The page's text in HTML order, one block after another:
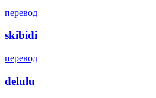
перевод
skibidi
перевод
delulu